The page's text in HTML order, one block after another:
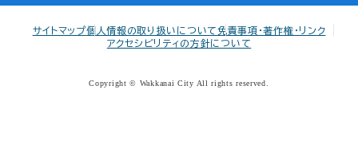
サイトマップ個人情報の取り扱いについて免責事項・著作権・リンク
アクセシビリティの方針について
Copyright © Wakkanai City All rights reserved.